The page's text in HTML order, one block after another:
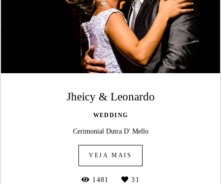
Jheicy & Leonardo
WEDDING
Cerimonial Dutra D' Mello
VEJA MAIS
1481 31